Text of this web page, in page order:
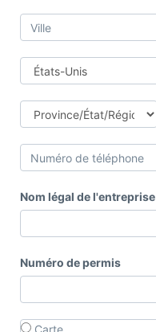
Nom légal de l'entreprise
Numéro de permis
Carte